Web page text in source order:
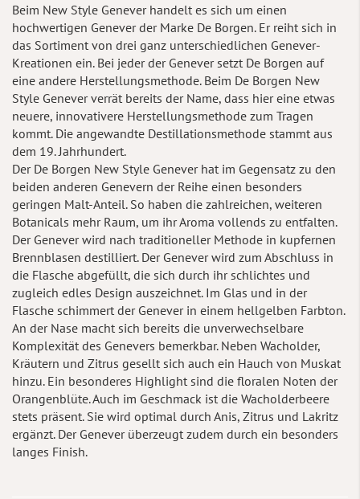
Beim New Style Genever handelt es sich um einen
hochwertigen Genever der Marke De Borgen. Er reiht sich in
das Sortiment von drei ganz unterschiedlichen Genever-
Kreationen ein. Bei jeder der Genever setzt De Borgen auf
eine andere Herstellungsmethode. Beim De Borgen New
Style Genever verrät bereits der Name, dass hier eine etwas
neuere, innovativere Herstellungsmethode zum Tragen
kommt. Die angewandte Destillationsmethode stammt aus
dem 19. Jahrhundert.
Der De Borgen New Style Genever hat im Gegensatz zu den
beiden anderen Genevern der Reihe einen besonders
geringen Malt-Anteil. So haben die zahlreichen, weiteren
Botanicals mehr Raum, um ihr Aroma vollends zu entfalten.
Der Genever wird nach traditioneller Methode in kupfernen
Brennblasen destilliert. Der Genever wird zum Abschluss in
die Flasche abgefüllt, die sich durch ihr schlichtes und
zugleich edles Design auszeichnet. Im Glas und in der
Flasche schimmert der Genever in einem hellgelben Farbton.
An der Nase macht sich bereits die unverwechselbare
Komplexität des Genevers bemerkbar. Neben Wacholder,
Kräutern und Zitrus gesellt sich auch ein Hauch von Muskat
hinzu. Ein besonderes Highlight sind die floralen Noten der
Orangenblüte. Auch im Geschmack ist die Wacholderbeere
stets präsent. Sie wird optimal durch Anis, Zitrus und Lakritz
ergänzt. Der Genever überzeugt zudem durch ein besonders
langes Finish.